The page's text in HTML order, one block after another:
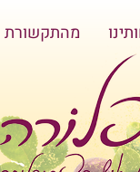
מהתקשורת